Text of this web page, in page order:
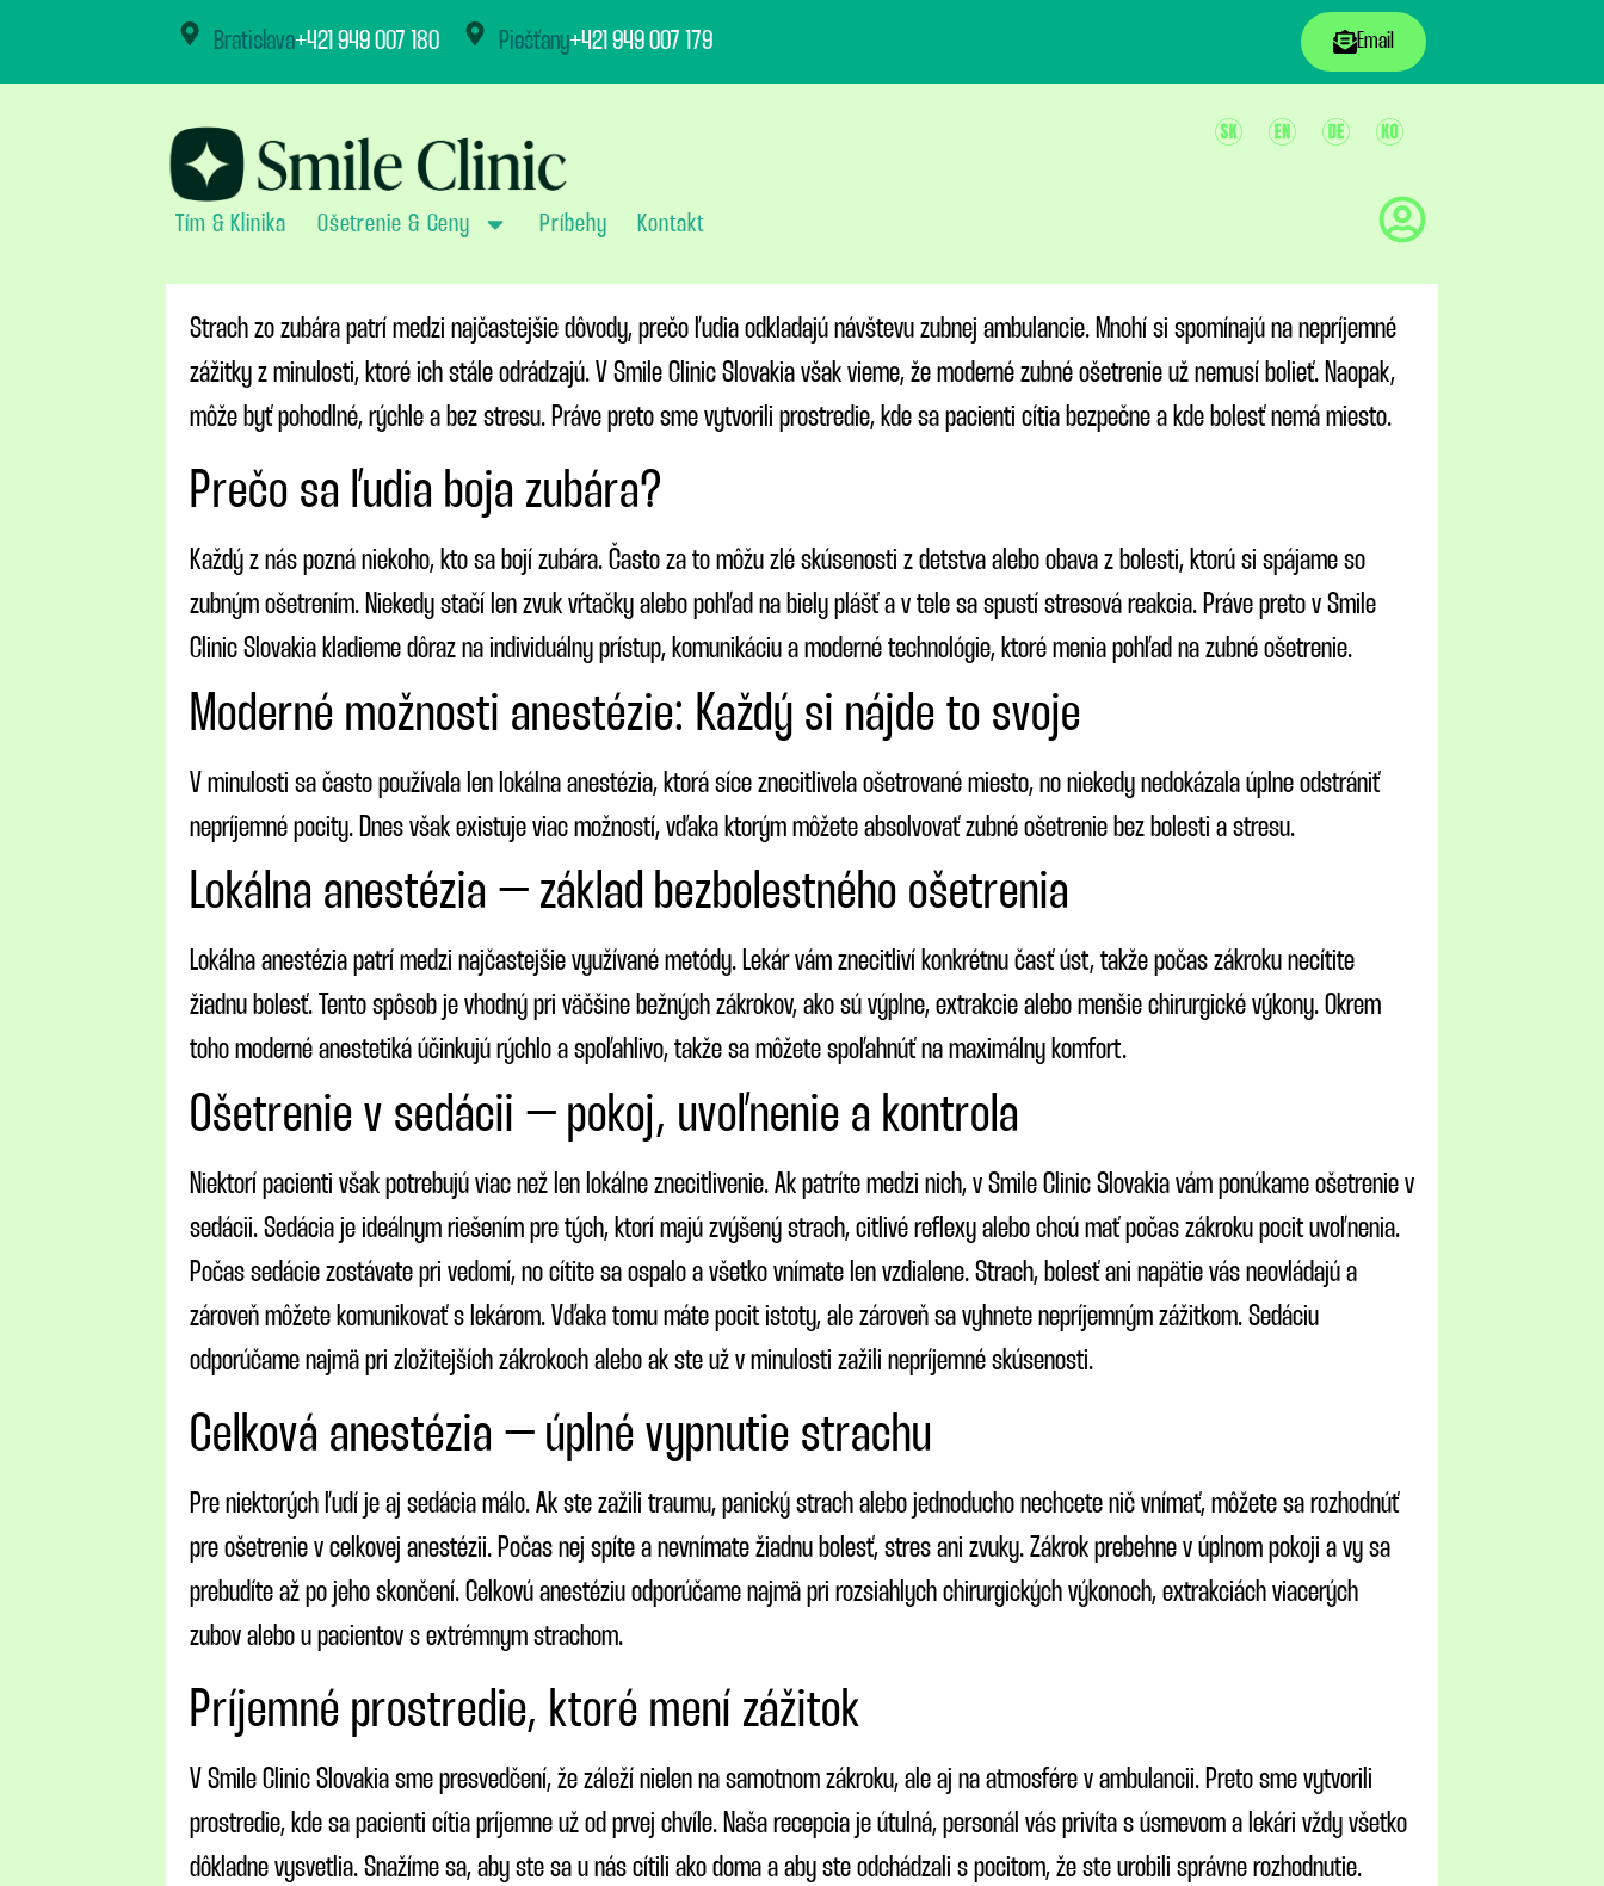
Bratislava+421 949 007 180 Piešťany+421 949 007 179 Email
Tím & Klinika Ošetrenie & Ceny Príbehy Kontakt
Strach zo zubára patrí medzi najčastejšie dôvody, prečo ľudia odkladajú návštevu zubnej ambulancie. Mnohí si spomínajú na nepríjemné
zážitky z minulosti, ktoré ich stále odrádzajú. V Smile Clinic Slovakia však vieme, že moderné zubné ošetrenie už nemusí bolieť. Naopak,
môže byť pohodlné, rýchle a bez stresu. Práve preto sme vytvorili prostredie, kde sa pacienti cítia bezpečne a kde bolesť nemá miesto.
Prečo sa ľudia boja zubára?
Každý z nás pozná niekoho, kto sa bojí zubára. Často za to môžu zlé skúsenosti z detstva alebo obava z bolesti, ktorú si spájame so
zubným ošetrením. Niekedy stačí len zvuk vŕtačky alebo pohľad na biely plášť a v tele sa spustí stresová reakcia. Práve preto v Smile
Clinic Slovakia kladieme dôraz na individuálny prístup, komunikáciu a moderné technológie, ktoré menia pohľad na zubné ošetrenie.
Moderné možnosti anestézie: Každý si nájde to svoje
V minulosti sa často používala len lokálna anestézia, ktorá síce znecitlivela ošetrované miesto, no niekedy nedokázala úplne odstrániť
nepríjemné pocity. Dnes však existuje viac možností, vďaka ktorým môžete absolvovať zubné ošetrenie bez bolesti a stresu.
Lokálna anestézia – základ bezbolestného ošetrenia
Lokálna anestézia patrí medzi najčastejšie využívané metódy. Lekár vám znecitliví konkrétnu časť úst, takže počas zákroku necítite
žiadnu bolesť. Tento spôsob je vhodný pri väčšine bežných zákrokov, ako sú výplne, extrakcie alebo menšie chirurgické výkony. Okrem
toho moderné anestetiká účinkujú rýchlo a spoľahlivo, takže sa môžete spoľahnúť na maximálny komfort.
Ošetrenie v sedácii – pokoj, uvoľnenie a kontrola
Niektorí pacienti však potrebujú viac než len lokálne znecitlivenie. Ak patríte medzi nich, v Smile Clinic Slovakia vám ponúkame ošetrenie v
sedácii. Sedácia je ideálnym riešením pre tých, ktorí majú zvýšený strach, citlivé reflexy alebo chcú mať počas zákroku pocit uvoľnenia.
Počas sedácie zostávate pri vedomí, no cítite sa ospalo a všetko vnímate len vzdialene. Strach, bolesť ani napätie vás neovládajú a
zároveň môžete komunikovať s lekárom. Vďaka tomu máte pocit istoty, ale zároveň sa vyhnete nepríjemným zážitkom. Sedáciu
odporúčame najmä pri zložitejších zákrokoch alebo ak ste už v minulosti zažili nepríjemné skúsenosti.
Celková anestézia – úplné vypnutie strachu
Pre niektorých ľudí je aj sedácia málo. Ak ste zažili traumu, panický strach alebo jednoducho nechcete nič vnímať, môžete sa rozhodnúť
pre ošetrenie v celkovej anestézii. Počas nej spíte a nevnímate žiadnu bolesť, stres ani zvuky. Zákrok prebehne v úplnom pokoji a vy sa
prebudíte až po jeho skončení. Celkovú anestéziu odporúčame najmä pri rozsiahlych chirurgických výkonoch, extrakciách viacerých
zubov alebo u pacientov s extrémnym strachom.
Príjemné prostredie, ktoré mení zážitok
V Smile Clinic Slovakia sme presvedčení, že záleží nielen na samotnom zákroku, ale aj na atmosfére v ambulancii. Preto sme vytvorili
prostredie, kde sa pacienti cítia príjemne už od prvej chvíle. Naša recepcia je útulná, personál vás privíta s úsmevom a lekári vždy všetko
dôkladne vysvetlia. Snažíme sa, aby ste sa u nás cítili ako doma a aby ste odchádzali s pocitom, že ste urobili správne rozhodnutie.